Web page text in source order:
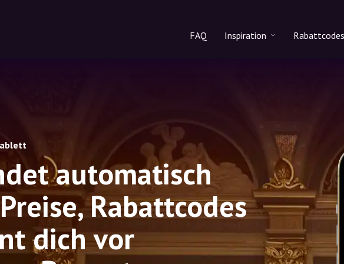
FAQ Inspiration
Haarpflege
Rabattcodes
automatisch
Rabattcodes
dich vor